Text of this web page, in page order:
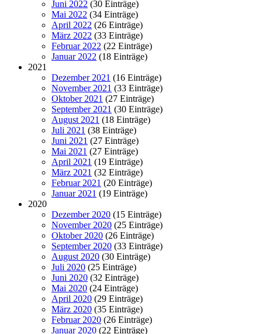
Juni 2022 (30 Einträge)
Mai 2022 (34 Einträge)
April 2022 (26 Einträge)
März 2022 (33 Einträge)
Februar 2022 (22 Einträge)
Januar 2022 (18 Einträge)
2021
Dezember 2021 (16 Einträge)
November 2021 (33 Einträge)
Oktober 2021 (27 Einträge)
September 2021 (30 Einträge)
August 2021 (18 Einträge)
Juli 2021 (38 Einträge)
Juni 2021 (27 Einträge)
Mai 2021 (27 Einträge)
April 2021 (19 Einträge)
März 2021 (32 Einträge)
Februar 2021 (20 Einträge)
Januar 2021 (19 Einträge)
2020
Dezember 2020 (15 Einträge)
November 2020 (25 Einträge)
Oktober 2020 (26 Einträge)
September 2020 (33 Einträge)
August 2020 (30 Einträge)
Juli 2020 (25 Einträge)
Juni 2020 (32 Einträge)
Mai 2020 (24 Einträge)
April 2020 (29 Einträge)
März 2020 (35 Einträge)
Februar 2020 (26 Einträge)
Januar 2020 (22 Einträge)